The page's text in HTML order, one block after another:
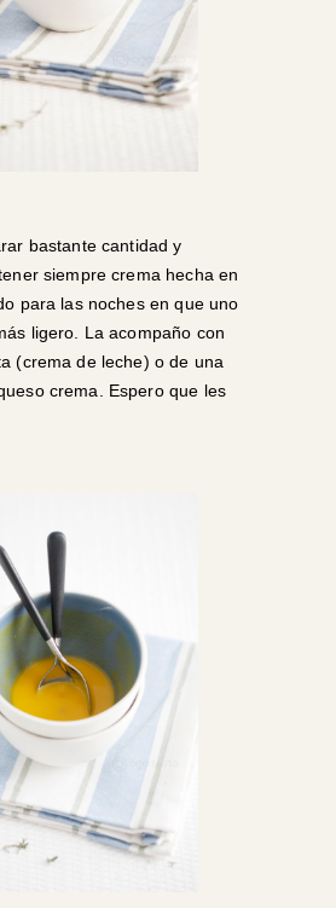
bastante cantidad y
siempre crema hecha en
para las noches en que uno
ligero. La acompaño con
(crema de leche) o de una
crema. Espero que les